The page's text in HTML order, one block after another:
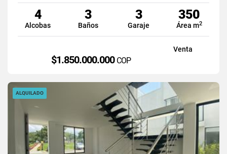
4
Alcobas
3
Baños
3
Garaje
350
Área m2
Venta
$1.850.000.000 COP
ALQUILADO